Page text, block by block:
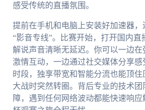
感受传统的直播氛围。
提前在手机和电脑上安装好加速器，
“影音专线”。比赛开始，打开国内直
解说声音清晰无延迟。你可以一边在
激情互动，一边通过社交媒体分享感
时段，独享带宽和智能分流也能顶
大战时突然转圈。背后专业的技术
障，遇到任何网络波动都能快速响